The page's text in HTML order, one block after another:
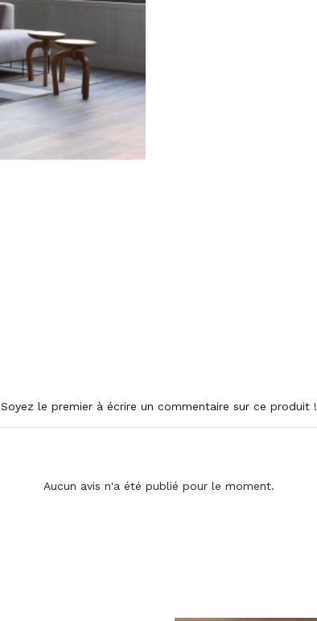
Soyez le premier à écrire un commentaire sur ce produit !
Aucun avis n'a été publié pour le moment.